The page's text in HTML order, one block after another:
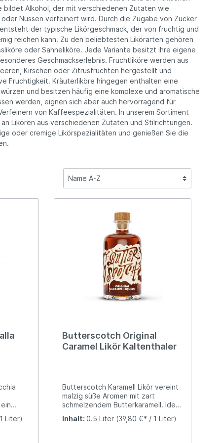
Rotwein
Winzer Sommerach, Franken
Ernst Popp, Iphofen, Franken
bildet Alkohol, der mit verschiedenen Zutaten wie
Nüssen verfeinert wird. Durch die Zugabe von Zucker
der typische Likörgeschmack, der von fruchtig und
reichen kann. Zu den beliebtesten Likörarten gehören
oder Sahneliköre. Jede Variante besitzt ihre eigene
Geschmackserlebnis. Fruchtliköre werden aus
Kirschen oder Zitrusfrüchten hergestellt und
Fruchtigkeit. Kräuterliköre hingegen enthalten eine
und besitzen häufig eine komplexe und aromatische
werden, eignen sich aber auch hervorragend für
von Kaffeespezialitäten. In unserem Sortiment
Likören aus verschiedenen Zutaten und Stilrichtungen.
oder cremige Likörspezialitäten und genießen Sie die
Liter)
Butterscotch Original
Caramel Likör Kaltenthaler
Butterscotch Karamell Likör vereint
malzig süße Aromen mit zart
schmelzendem Butterkaramell. Ideal
genießen.
Inhalt: 0.5 Liter (39,80 €* / 1 Liter)